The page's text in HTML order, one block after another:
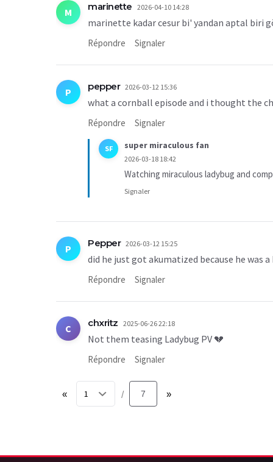
M marinette 2026-04-10 14:28
marinette kadar cesur bi' yandan aptal biri
Répondre Signaler
P pepper 2026-03-12 15:36
what a cornball episode and i thought the
Répondre Signaler
SF super miraculous fan
2026-03-18 18:42
Watching miraculous ladybug and
Signaler
P Pepper 2026-03-12 15:25
did he just got akumatized because he was
Répondre Signaler
C chxritz 2025-06-26 22:18
Not them teasing Ladybug PV 💔
Répondre Signaler
« / 7 »